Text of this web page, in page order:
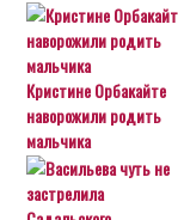
Кристине Орбакайте
наворожили родить
мальчика